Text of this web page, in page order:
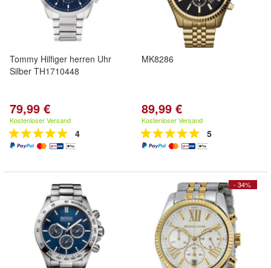
Tommy Hilfiger herren Uhr
Silber TH1710448
79,99 €
Kostenloser Versand
4
MK8286
89,99 €
Kostenloser Versand
5
- 34%